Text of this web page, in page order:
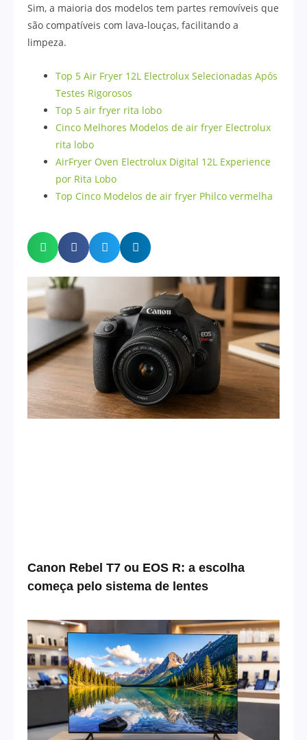
Sim, a maioria dos modelos tem partes removíveis que
são compatíveis com lava-louças, facilitando a
limpeza.
Top 5 Air Fryer 12L Electrolux Selecionadas Após
Testes Rigorosos
Top 5 air fryer rita lobo
Cinco Melhores Modelos de air fryer Electrolux
rita lobo
AirFryer Oven Electrolux Digital 12L Experience
por Rita Lobo
Top Cinco Modelos de air fryer Philco vermelha
Canon Rebel T7 ou EOS R: a escolha
começa pelo sistema de lentes